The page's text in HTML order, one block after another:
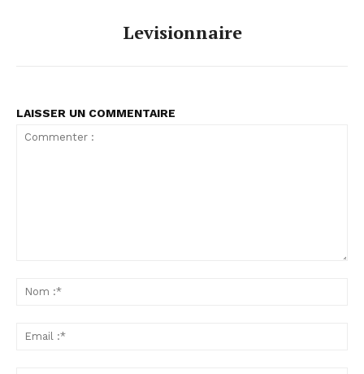
Levisionnaire
LAISSER UN COMMENTAIRE